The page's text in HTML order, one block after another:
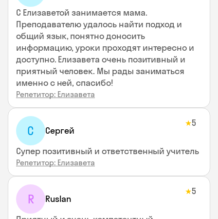
С Елизаветой занимается мама.
Преподавателю удалось найти подход и
общий язык, понятно доносить
информацию, уроки проходят интересно и
доступно. Елизавета очень позитивный и
приятный человек. Мы рады заниматься
именно с ней, спасибо!
Репетитор: Елизавета
С Сергей
★5
Супер позитивный и ответственный учитель
Репетитор: Елизавета
R Ruslan
★5